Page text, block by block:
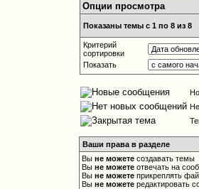
Опции просмотра
Показаны темы с 1 по 8 из 8
Критерий
сортировки
Показать
Ваши права в разделе
Выне можете создавать темы
Выне можете отвечать на
Выне можете прикреплять
Выне можете редактировать